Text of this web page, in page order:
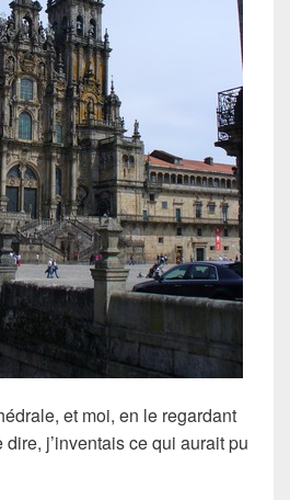
et moi, en le regardant
dire, j’inventais ce qui aurait pu